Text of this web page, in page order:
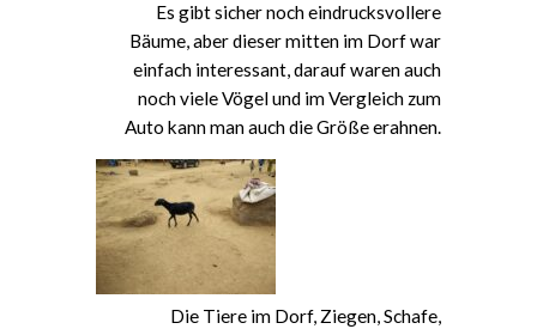
Es gibt sicher noch eindrucksvollere
Bäume, aber dieser mitten im Dorf war
einfach interessant, darauf waren auch
noch viele Vögel und im Vergleich zum
Auto kann man auch die Größe erahnen.
Die Tiere im Dorf, Ziegen, Schafe,